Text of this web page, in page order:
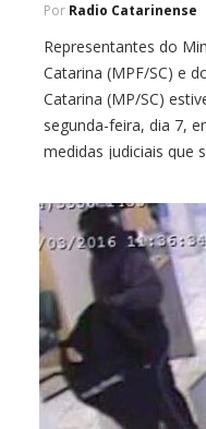
Por Radio Catarinense
Representantes do
Catarina (MPF/SC) e
Catarina (MP/SC)
segunda-feira, dia 7,
medidas judiciais que
Reunidas S/A de
[…]